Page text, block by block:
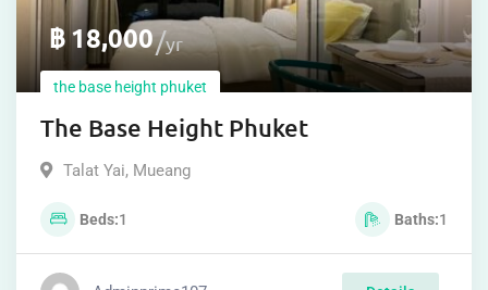
฿18,000 yr
the base height phuket
The Base Height Phuket
Talat Yai, Mueang
Beds 1 Baths 1